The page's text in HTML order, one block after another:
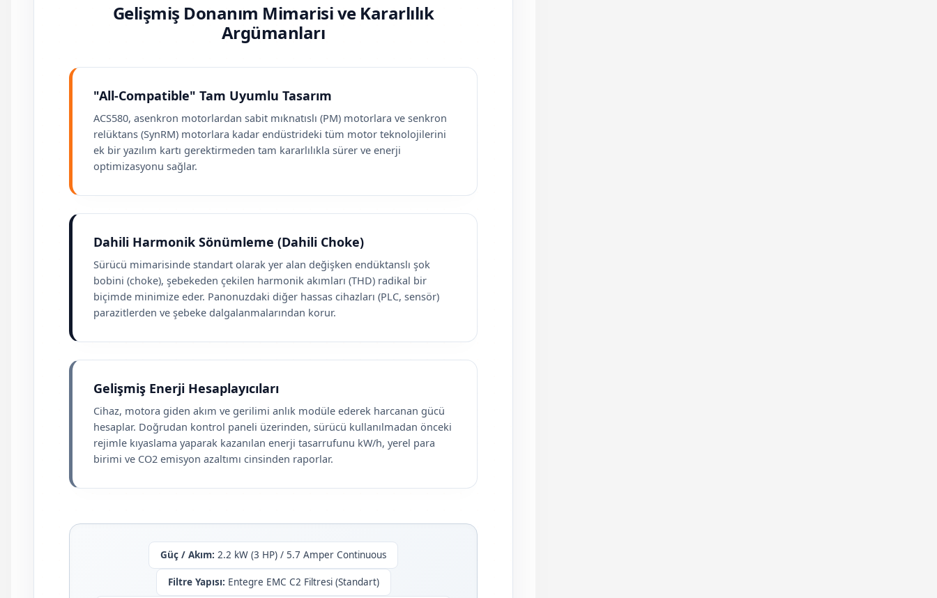
Gelişmiş Donanım Mimarisi ve Kararlılık
Argümanları
"All-Compatible" Tam Uyumlu Tasarım
ACS580, asenkron motorlardan sabit mıknatıslı (PM) motorlara ve senkron
relüktans (SynRM) motorlara kadar endüstrideki tüm motor teknolojilerini
ek bir yazılım kartı gerektirmeden tam kararlılıkla sürer ve enerji
optimizasyonu sağlar.
Dahili Harmonik Sönümleme (Dahili Choke)
Sürücü mimarisinde standart olarak yer alan değişken endüktanslı şok
bobini (choke), şebekeden çekilen harmonik akımları (THD) radikal bir
biçimde minimize eder. Panonuzdaki diğer hassas cihazları (PLC, sensör)
parazitlerden ve şebeke dalgalanmalarından korur.
Gelişmiş Enerji Hesaplayıcıları
Cihaz, motora giden akım ve gerilimi anlık modüle ederek harcanan gücü
hesaplar. Doğrudan kontrol paneli üzerinden, sürücü kullanılmadan önceki
rejimle kıyaslama yaparak kazanılan enerji tasarrufunu kW/h, yerel para
birimi ve CO2 emisyon azaltımı cinsinden raporlar.
Güç / Akım: 2.2 kW (3 HP) / 5.7 Amper Continuous
Filtre Yapısı: Entegre EMC C2 Filtresi (Standart)